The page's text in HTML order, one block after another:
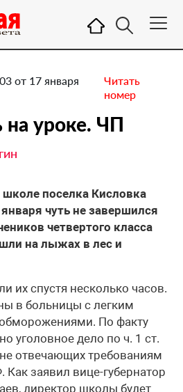
от 17 января
Читать
номер
на уроке. ЧП
поселка Кисловка
чуть не завершился
четвертого класса
на лыжах в лес и
их спустя несколько часов.
в больницы с легким
По факту
уголовное дело по ч. 1 ст.
отвечающих требованиям
заявил вице-губернатор
директор школы будет